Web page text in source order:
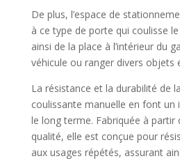
De plus, l’espace de
à ce type de porte qui coulisse
ainsi de la place à l’intérieur du
véhicule ou ranger divers objets
La résistance et la durabilité de
coulissante manuelle en font un
le long terme. Fabriquée à partir
qualité, elle est conçue pour
aux usages répétés, assurant